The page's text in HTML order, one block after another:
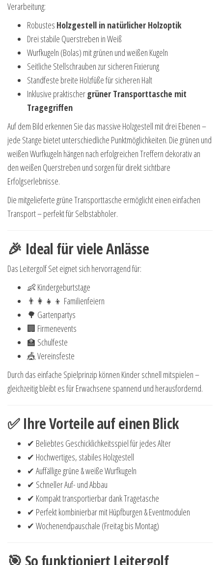
Verarbeitung:
Robustes Holzgestell in natürlicher Holzoptik
Drei stabile Querstreben in Weiß
Wurfkugeln (Bolas) mit grünen und weißen Kugeln
Seitliche Stellschrauben zur sicheren Fixierung
Standfeste breite Holzfüße für sicheren Halt
Inklusive praktischergrüner Transporttasche mit
Tragegriffen
Auf dem Bild erkennen Sie das massive Holzgestell mit drei Ebenen –
jede Stange bietet unterschiedliche Punktmöglichkeiten. Die grünen und
weißen Wurfkugeln hängen nach erfolgreichen Treffern dekorativ an
den weißen Querstreben und sorgen für direkt sichtbare
Erfolgserlebnisse.
Die mitgelieferte grüne Transporttasche ermöglicht einen einfachen
Transport – perfekt für Selbstabholer.
🎉 Ideal für viele Anlässe
Das Leitergolf Set eignet sich hervorragend für:
👶 Kindergeburtstage
👨👩👧👦 Familienfeiern
🌳 Gartenpartys
🏢 Firmenevents
🏫 Schulfeste
🎪 Vereinsfeste
Durch das einfache Spielprinzip können Kinder schnell mitspielen –
gleichzeitig bleibt es für Erwachsene spannend und herausfordernd.
✅ Ihre Vorteile auf einen Blick
✔ Beliebtes Geschicklichkeitsspiel für jedes Alter
✔ Hochwertiges, stabiles Holzgestell
✔ Auffällige grüne & weiße Wurfkugeln
✔ Schneller Auf- und Abbau
✔ Kompakt transportierbar dank Tragetasche
✔ Perfekt kombinierbar mit Hüpfburgen & Eventmodulen
✔ Wochenendpauschale (Freitag bis Montag)
🎯 So funktioniert Leitergolf